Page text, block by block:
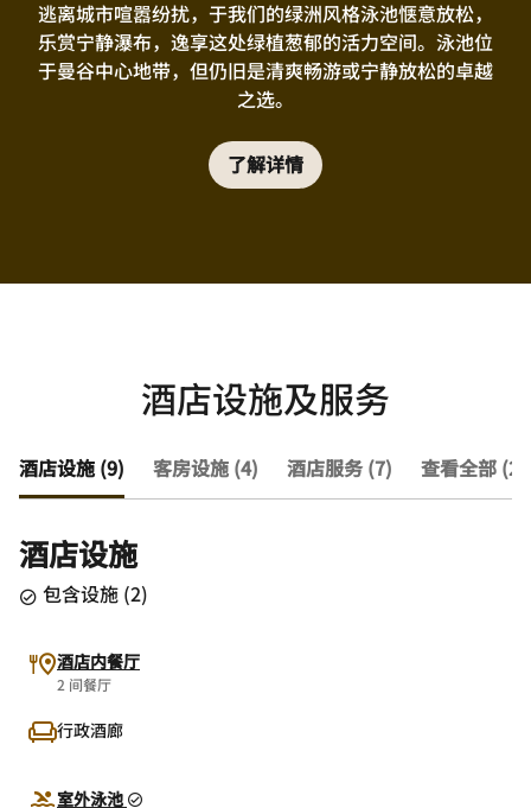
逃离城市喧嚣纷扰，于我们的绿洲风格泳池惬意放松，
乐赏宁静瀑布，逸享这处绿植葱郁的活力空间。泳池位
于曼谷中心地带，但仍旧是清爽畅游或宁静放松的卓越
之选。
了解详情
酒店设施及服务
酒店设施 (9) 客房设施 (4) 酒店服务 (7) 查看全部
酒店设施
包含设施 (2)
酒店内餐厅
2 间餐厅
行政酒廊
室外泳池